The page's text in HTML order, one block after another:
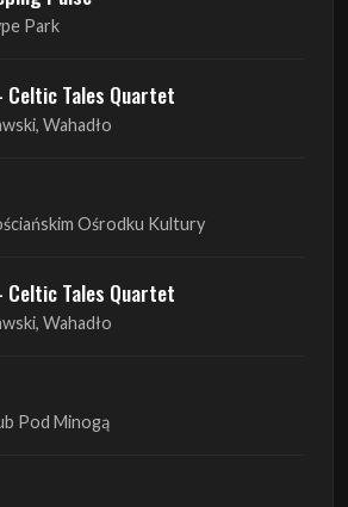
Wahadło
Ośrodku Kultury
Tales Quartet
Wahadło
+ Nidare